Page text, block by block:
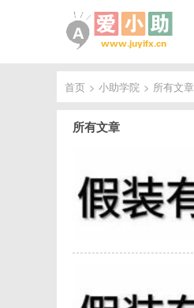
首页 > 小助学院 > 所有文章
所有文章